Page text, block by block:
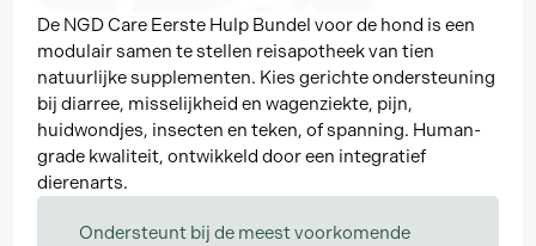
De NGD Care Eerste Hulp Bundel voor de hond is een
modulair samen te stellen reisapotheek van tien
natuurlijke supplementen. Kies gerichte ondersteuning
bij diarree, misselijkheid en wagenziekte, pijn,
huidwondjes, insecten en teken, of spanning. Human-
grade kwaliteit, ontwikkeld door een integratief
dierenarts.
Ondersteunt bij de meest voorkomende